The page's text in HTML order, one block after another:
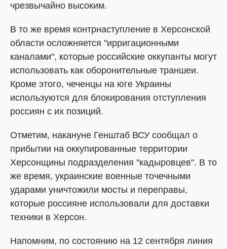
чрезвычайно высоким.
В то же время контрнаступление в Херсонской
области осложняется "ирригационными
каналами", которые российские оккупанты могут
использовать как оборонительные траншеи.
Кроме этого, чеченцы на юге Украины
используются для блокирования отступления
россиян с их позиций.
Отметим, накануне Генштаб ВСУ сообщал о
прибытии на оккупированные территории
Херсонщины подразделения "кадыровцев". В то
же время, украинские военные точечными
ударами уничтожили мосты и переправы,
которые россияне использовали для доставки
техники в Херсон.
Напомним, по состоянию на 12 сентября линия